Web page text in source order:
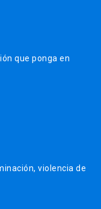
que ponga en
violencia de